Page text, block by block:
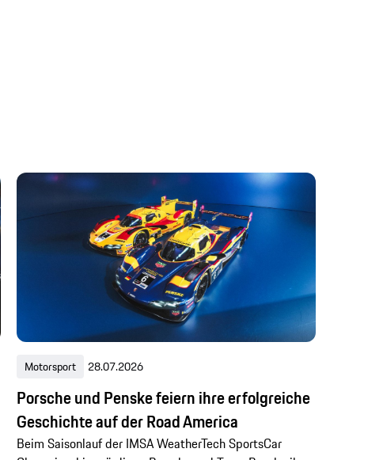
Motorsport 28.07.2026
Porsche und Penske feiern ihre erfolgreiche
Geschichte auf der Road America
Beim Saisonlauf der IMSA WeatherTech SportsCar